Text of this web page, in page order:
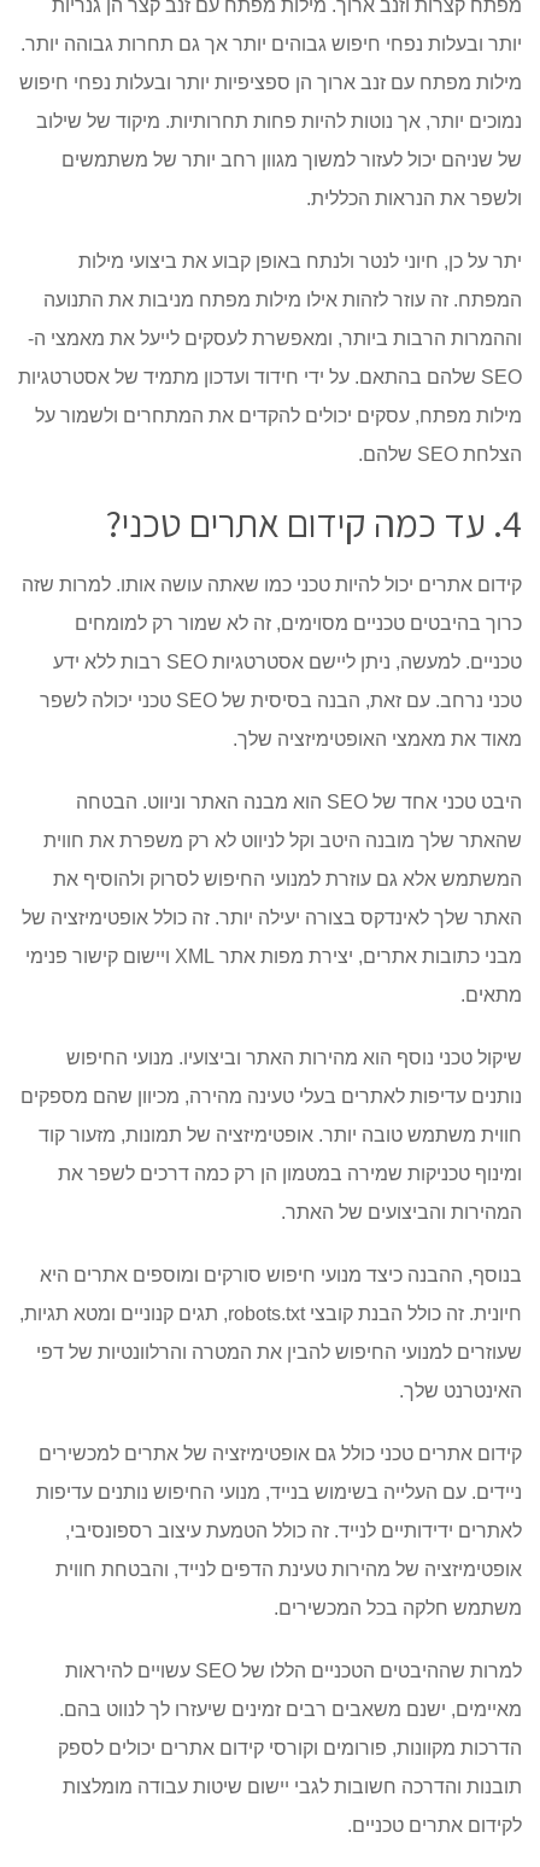
מפתח קצרות וזנב ארוך. מילות מפתח עם זנב קצר הן גנריות
יותר ובעלות נפחי חיפוש גבוהים יותר אך גם תחרות גבוהה יותר.
מילות מפתח עם זנב ארוך הן ספציפיות יותר ובעלות נפחי חיפוש
נמוכים יותר, אך נוטות להיות פחות תחרותיות. מיקוד של שילוב
של שניהם יכול לעזור למשוך מגוון רחב יותר של משתמשים
ולשפר את הנראות הכללית.
יתר על כן, חיוני לנטר ולנתח באופן קבוע את ביצועי מילות
המפתח. זה עוזר לזהות אילו מילות מפתח מניבות את התנועה
וההמרות הרבות ביותר, ומאפשרת לעסקים לייעל את מאמצי ה-
SEO שלהם בהתאם. על ידי חידוד ועדכון מתמיד של אסטרטגיות
מילות מפתח, עסקים יכולים להקדים את המתחרים ולשמור על
הצלחת SEO שלהם.
4. עד כמה קידום אתרים טכני?
קידום אתרים יכול להיות טכני כמו שאתה עושה אותו. למרות שזה
כרוך בהיבטים טכניים מסוימים, זה לא שמור רק למומחים
טכניים. למעשה, ניתן ליישם אסטרטגיות SEO רבות ללא ידע
טכני נרחב. עם זאת, הבנה בסיסית של SEO טכני יכולה לשפר
מאוד את מאמצי האופטימיזציה שלך.
היבט טכני אחד של SEO הוא מבנה האתר וניווט. הבטחה
שהאתר שלך מובנה היטב וקל לניווט לא רק משפרת את חווית
המשתמש אלא גם עוזרת למנועי החיפוש לסרוק ולהוסיף את
האתר שלך לאינדקס בצורה יעילה יותר. זה כולל אופטימיזציה של
מבני כתובות אתרים, יצירת מפות אתר XML ויישום קישור פנימי
מתאים.
שיקול טכני נוסף הוא מהירות האתר וביצועיו. מנועי החיפוש
נותנים עדיפות לאתרים בעלי טעינה מהירה, מכיוון שהם מספקים
חווית משתמש טובה יותר. אופטימיזציה של תמונות, מזעור קוד
ומינוף טכניקות שמירה במטמון הן רק כמה דרכים לשפר את
המהירות והביצועים של האתר.
בנוסף, ההבנה כיצד מנועי חיפוש סורקים ומוספים אתרים היא
חיונית. זה כולל הבנת קובצי robots.txt, תגים קנוניים ומטא תגיות,
שעוזרים למנועי החיפוש להבין את המטרה והרלוונטיות של דפי
האינטרנט שלך.
קידום אתרים טכני כולל גם אופטימיזציה של אתרים למכשירים
ניידים. עם העלייה בשימוש בנייד, מנועי החיפוש נותנים עדיפות
לאתרים ידידותיים לנייד. זה כולל הטמעת עיצוב רספונסיבי,
אופטימיזציה של מהירות טעינת הדפים לנייד, והבטחת חווית
משתמש חלקה בכל המכשירים.
למרות שההיבטים הטכניים הללו של SEO עשויים להיראות
מאיימים, ישנם משאבים רבים זמינים שיעזרו לך לנווט בהם.
הדרכות מקוונות, פורומים וקורסי קידום אתרים יכולים לספק
תובנות והדרכה חשובות לגבי יישום שיטות עבודה מומלצות
לקידום אתרים טכניים.